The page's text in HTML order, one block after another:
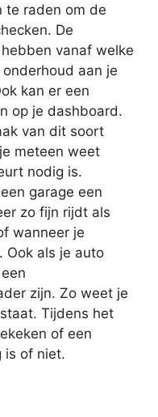
te raden om de
De
vanaf welke
aan je
kan er een
op je dashboard.
van dit soort
meteen weet
nodig is.
garage een
zo fijn rijdt als
wanneer je
Ook als je auto
zijn. Zo weet je
Tijdens het
of een
is of niet.